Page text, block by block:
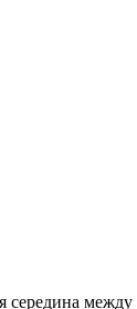
середина